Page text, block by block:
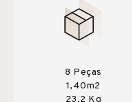
8 Peças
1,40m2
23,2 Kg